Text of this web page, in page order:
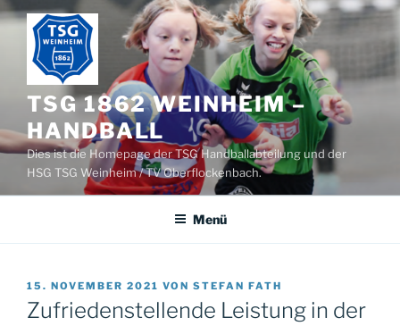
Zum
Inhalt
springen
TSG 1862 WEINHEIM –
HANDBALL
Dies ist die Homepage der TSG Handballabteilung und der
HSG TSG Weinheim / TV Oberflockenbach.
Menü
VERÖFFENTLICHT
AM
15. NOVEMBER 2021 VON STEFAN FATH
Zufriedenstellende Leistung in der